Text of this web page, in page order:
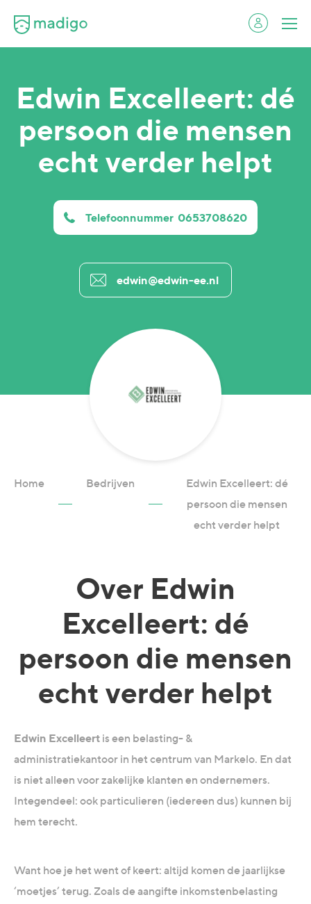
Edwin Excelleert: dé
persoon die mensen
echt verder helpt
Telefoonnummer 0653708620
edwin@edwin-ee.nl
Home Bedrijven
Edwin Excelleert: dé
persoon die mensen
echt verder helpt
Over Edwin
Excelleert: dé
persoon die mensen
echt verder helpt
Edwin Excelleert is een belasting- &
administratiekantoor in het centrum van Markelo. En dat
is niet alleen voor zakelijke klanten en ondernemers.
Integendeel: ook particulieren (iedereen dus) kunnen bij
hem terecht.
Want hoe je het went of keert: altijd komen de jaarlijkse
‘moetjes’ terug. Zoals de aangifte inkomstenbelasting